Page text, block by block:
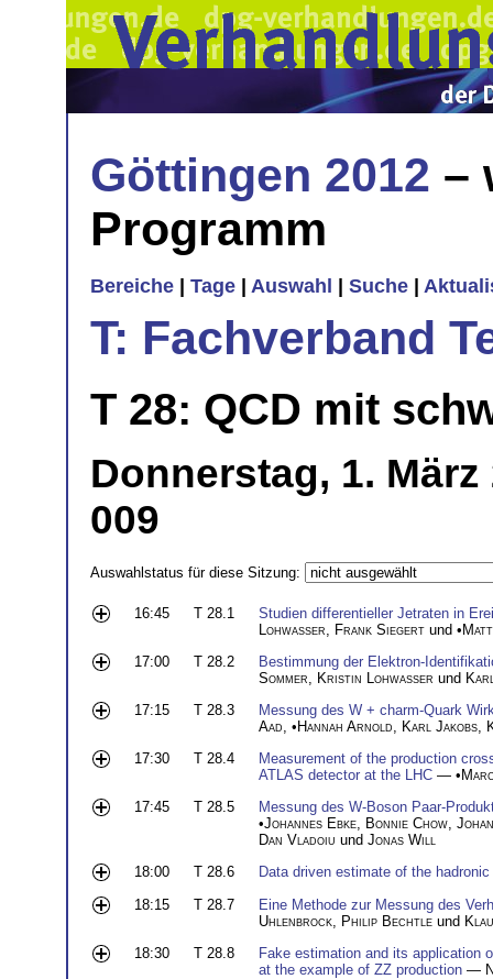
Göttingen 2012 –
Programm
Bereiche Tage Auswahl Suche
T: Fachverband
T 28: QCD mit
Donnerstag, 1. März
009
Auswahlstatus für diese Sitzung:
16:45 T 28.1
Studien differentieller Jetraten in
Lohwasser
Frank Siegert und •
17:00
T 28.2
Bestimmung der Elektron-
Sommer
Kristin Lohwasser und
17:15
T 28.3
Messung des W + charm-Quark
Aad , •Hannah Arnold Karl Jakobs
17:30
T 28.4
Measurement of the production
ATLAS detector at the LHC — •
17:45
T 28.5
Messung des W-Boson Paar-
•Johannes Ebke Bonnie Chow
Dan Vladoiu und Jonas Will
18:00
T 28.6
Data driven estimate of the
18:15
T 28.7
Eine Methode zur Messung des
Uhlenbrock Philip Bechtle und
18:30
T 28.8
Fake estimation and its application
at the example of ZZ production —